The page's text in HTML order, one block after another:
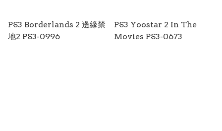
PS3 Borderlands 2 邊緣禁
地2 PS3-0996
PS3 Yoostar 2 In The
Movies PS3-0673